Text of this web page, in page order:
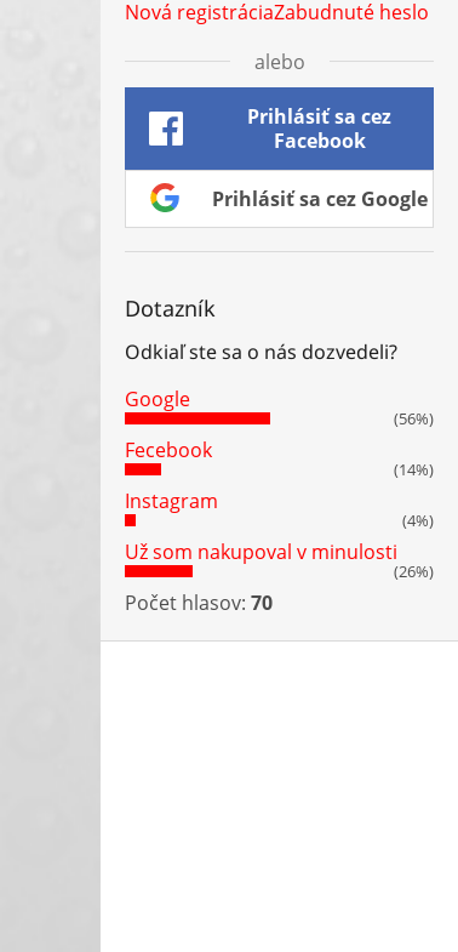
Nová registráciaZabudnuté heslo
alebo
Prihlásiť sa cez
Facebook
Prihlásiť sa cez Google
Dotazník
Odkiaľ ste sa o nás dozvedeli?
Google
(56%)
Fecebook
(14%)
Instagram
(4%)
Už som nakupoval v minulosti
(26%)
Počet hlasov: 70